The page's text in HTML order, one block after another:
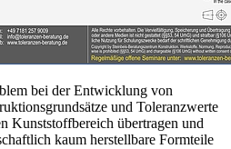
bei der Entwicklung von
und Toleranzwerte
Kunststoffbereich übertragen und
kaum herstellbare Formteile